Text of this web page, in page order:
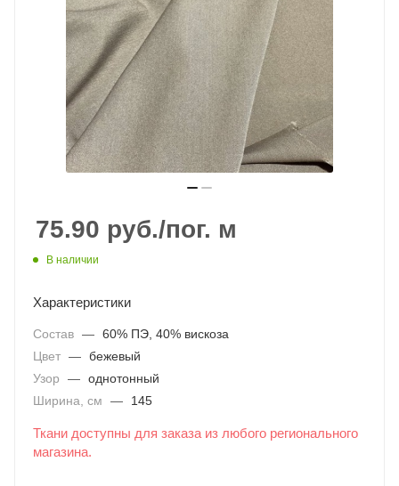
75.90 руб./пог. м
В наличии
Характеристики
Состав — 60% ПЭ, 40% вискоза
Цвет — бежевый
Узор
— однотонный
Ширина, см
— 145
Ткани доступны для заказа из любого регионального
магазина.